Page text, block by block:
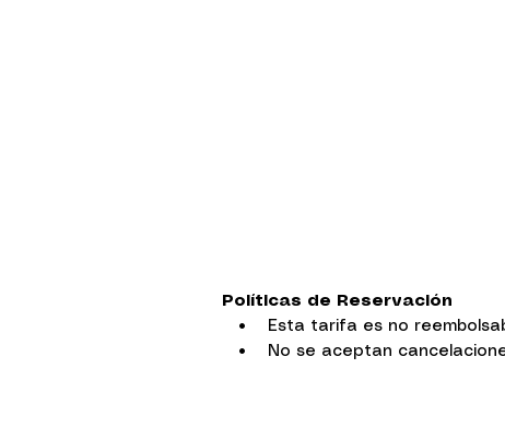
Políticas de Reservación
• Esta tarifa es no
• No se aceptan